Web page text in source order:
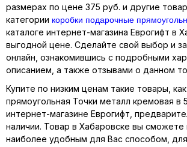
размерах по цене 375 руб. и другие
категории коробки подарочные
каталоге интернет-магазина Еврогифт в
выгодной цене. Сделайте свой выбор и
онлайн, ознакомившись с подробными
описанием, а также отзывами о данном
Купите по низким ценам такие товары,
прямоугольная Точки металл кремовая в
интернет-магазине Еврогифт,
наличии. Товар в Хабаровске вы сможете
наиболее удобным для Вас способом,